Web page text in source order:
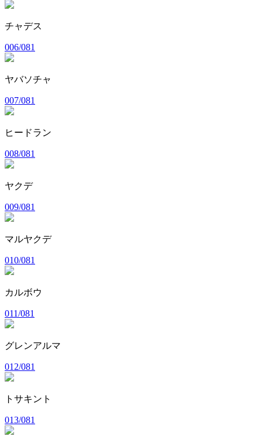
チャデス
006/081
ヤバソチャ
007/081
ヒードラン
008/081
ヤクデ
009/081
マルヤクデ
010/081
カルボウ
011/081
グレンアルマ
012/081
トサキント
013/081